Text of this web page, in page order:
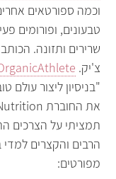
וכמה ספורטאים
טבעונים, ופורומים
שרירים ותזונה.
צ'יק.
"בניסיון ליצור עולם
תמציתי על הצרכים
הרבים והקצרים למדי
מפורטים: